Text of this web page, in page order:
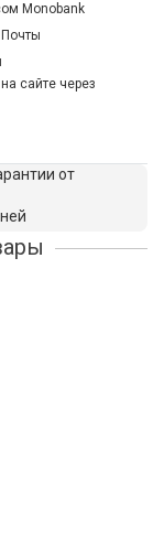
Monobank
сайте через
от